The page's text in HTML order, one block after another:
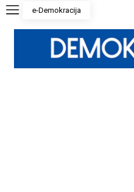
e-Demokracija